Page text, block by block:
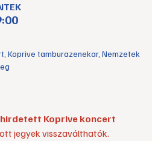
Koprive tamburazenekar, Nemzetek
Koprive koncert
jegyek visszaválthatók.